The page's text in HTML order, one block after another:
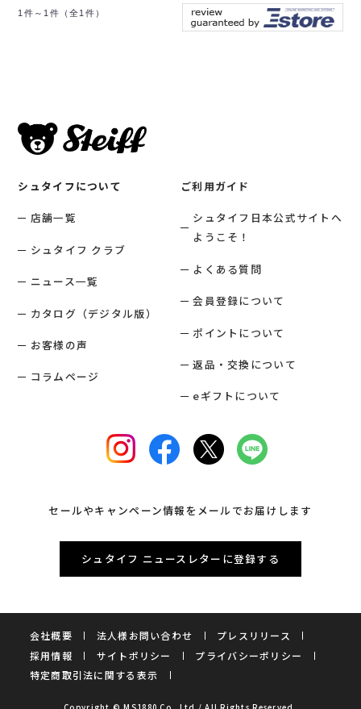
1件～1件（全1件）
シュタイフについて
店舗一覧
シュタイフ クラブ
ニュース一覧
カタログ（デジタル版）
お客様の声
コラムページ
ご利用ガイド
シュタイフ日本公式サイトへ
ようこそ！
よくある質問
会員登録について
ポイントについて
返品・交換について
eギフトについて
セールやキャンペーン情報をメールでお届けします
シュタイフ ニュースレターに登録する
会社概要 法人様お問い合わせ
プレスリリース
採用情報
サイトポリシー
プライバシーポリシー
特定商取引法に関する表示